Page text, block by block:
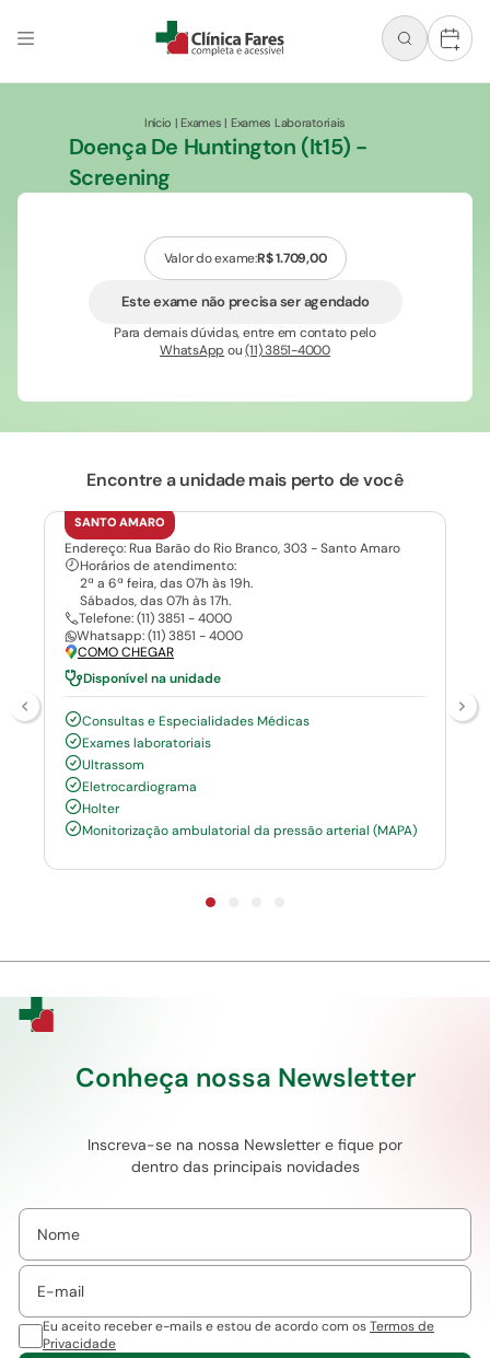
+
Início |Exames | Exames Laboratoriais
Doença De Huntington (It15) -
Screening
Valor do exame:R$ 1.709,00
Este exame não precisa ser agendado
Para demais dúvidas, entre em contato pelo
WhatsApp ou(11) 3851-4000
Encontre a unidade mais perto de você
SANTO AMARO
Endereço: Rua Barão do Rio Branco, 303 - Santo Amaro
Horários de atendimento:
2ª a 6ª feira, das 07h às 19h.
Sábados, das 07h às 17h.
Telefone: (11) 3851 - 4000
Whatsapp: (11) 3851 - 4000
COMO CHEGAR
Disponível na unidade
Consultas e Especialidades Médicas
Exames laboratoriais
Ultrassom
Eletrocardiograma
Holter
Monitorização ambulatorial da pressão arterial (MAPA)
Conheça nossa Newsletter
Inscreva-se na nossa Newsletter e fique por
dentro das principais novidades
Eu aceito receber e-mails e estou de acordo com osTermos de
Privacidade